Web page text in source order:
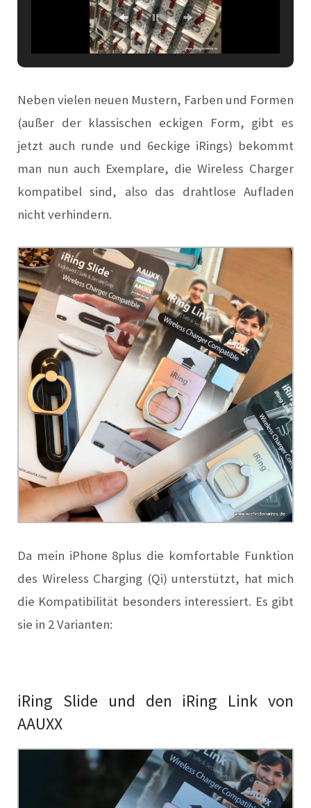
Neben vielen neuen Mustern, Farben und Formen
(außer der klassischen eckigen Form, gibt es
jetzt auch runde und 6eckige iRings) bekommt
man nun auch Exemplare, die Wireless Charger
kompatibel sind, also das drahtloseAufladen
nicht verhindern.
Da mein iPhone 8plus die komfortable Funktion
des Wireless Charging (Qi) unterstützt, hat mich
die Kompatibilität besonders interessiert. Es gibt
sie in 2 Varianten:
iRing Slide und den iRing Link von
AAUXX